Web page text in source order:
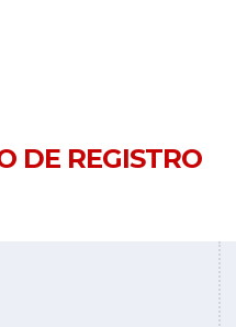
DE REGISTRO